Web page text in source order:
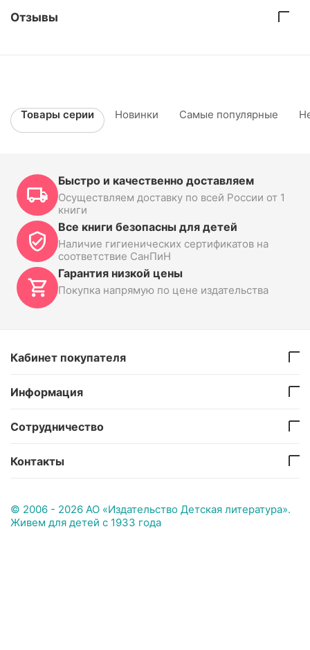
Отзывы
Товары серии Новинки Самые популярные
Быстро и качественно доставляем
Осуществляем доставку по всей России от 1
книги
Все книги безопасны для детей
Наличие гигиенических сертификатов на
соответствие СанПиН
Гарантия низкой цены
Покупка напрямую по цене издательства
Кабинет покупателя
Информация
Сотрудничество
Контакты
© 2006 - 2026 АО «Издательство Детская литература».
Живем для детей с 1933 года